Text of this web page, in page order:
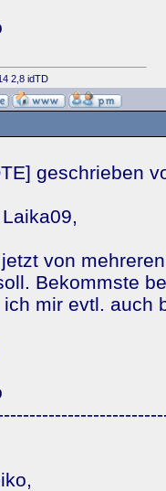
2,8 idTD
geschrieben
von
Bekommste
ich mir evtl. auch